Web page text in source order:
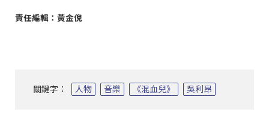
責任編輯：黃金倪
關鍵字： 人物 音樂 《混血兒》 吳利昂